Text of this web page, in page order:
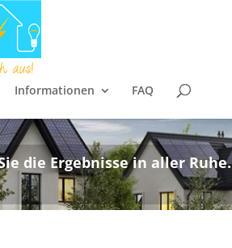
Informationen FAQ
die Ergebnisse in aller Ruhe.